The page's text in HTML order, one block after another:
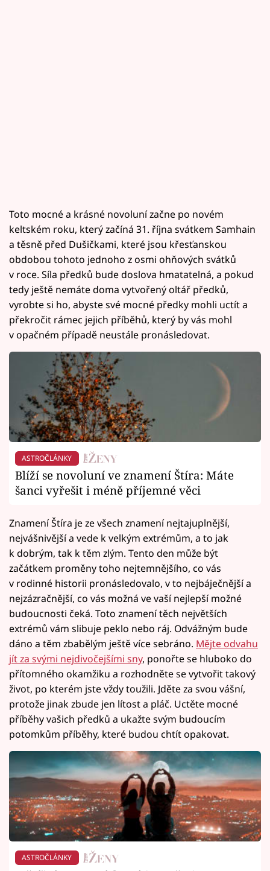
Toto mocné a krásné novoluní začne po novém
keltském roku, který začíná 31. října svátkem Samhain
a těsně před Dušičkami, které jsou křesťanskou
obdobou tohoto jednoho z osmi ohňových svátků
v roce. Síla předků bude doslova hmatatelná, a pokud
tedy ještě nemáte doma vytvořený oltář předků,
vyrobte si ho, abyste své mocné předky mohli uctít a
překročit rámec jejich příběhů, který by vás mohl
v opačném případě neustále pronásledovat.
ASTROČLÁNKY
Blíží se novoluní ve znamení Štíra: Máte
šanci vyřešit i méně příjemné věci
Znamení Štíra je ze všech znamení nejtajuplnější,
nejvášnivější a vede k velkým extrémům, a to jak
k dobrým, tak k těm zlým. Tento den může být
začátkem proměny toho nejtemnějšího, co vás
v rodinné historii pronásledovalo, v to nejbáječnější a
nejzázračnější, co vás možná ve vaší nejlepší možné
budoucnosti čeká. Toto znamení těch největších
extrémů vám slibuje peklo nebo ráj. Odvážným bude
dáno a těm zbabělým ještě více sebráno. Mějte odvahu
jít za svými nejdivočejšími sny, ponořte se hluboko do
přítomného okamžiku a rozhodněte se vytvořit takový
život, po kterém jste vždy toužili. Jděte za svou vášní,
protože jinak zbude jen lítost a pláč. Uctěte mocné
příběhy vašich předků a ukažte svým budoucím
potomkům příběhy, které budou chtít opakovat.
ASTROČLÁNKY